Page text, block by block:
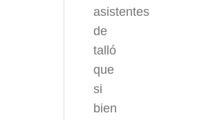
asistentes
de
talló
que
si
bien